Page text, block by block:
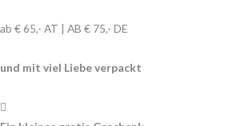
ab € 65,- AT | AB € 75,- DE
und mit viel Liebe verpackt